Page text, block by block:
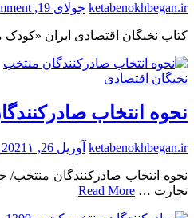
ketabenokhbegan.ir جولای 19, 2021
کتاب نخبگان اقتصادی ایران «کودک
نخبگان اقتصادی
نحوه انتخاب
ketabenokhbegan.ir آوریل 26, 2021 ۱ دیدگاه
تجارت … Read More